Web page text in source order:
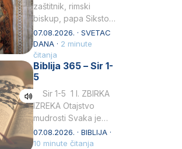
zaštitnik, rimski
biskup, papa Siksto
(Sixtus) II, prema
knjizi Liber
Pontificalis bio je
rođenjem Grk.
Obnovio je odnose s
afričkim…
07.08.2026. · SVETAC
DANA · 2 minute
čitanja
Biblija 365 – Sir 1-
5
Sir 1-5 1 I. ZBIRKA
IZREKA Otajstvo
mudrosti Svaka je
mudrost od Gospoda
i s njime je dovijeka.2
07.08.2026. · BIBLIJA ·
10 minute čitanja